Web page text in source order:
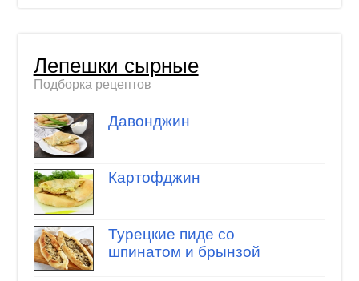
Лепешки сырные
Подборка рецептов
Давонджин
Картофджин
Турецкие пиде со
шпинатом и брынзой